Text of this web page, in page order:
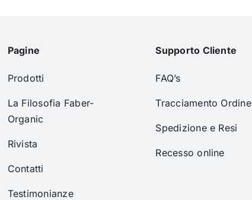
Pagine
Prodotti
La Filosofia Faber-
Organic
Rivista
Contatti
Testimonianze
Supporto Cliente
FAQ’s
Tracciamento Ordine
Spedizione e Resi
Recesso online